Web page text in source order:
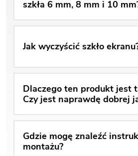
szkła 6 mm, 8 mm i 10
Jak wyczyścić szkło
Dlaczego ten produkt jest
Czy jest naprawdę dobrej
Gdzie mogę znaleźć
montażu?